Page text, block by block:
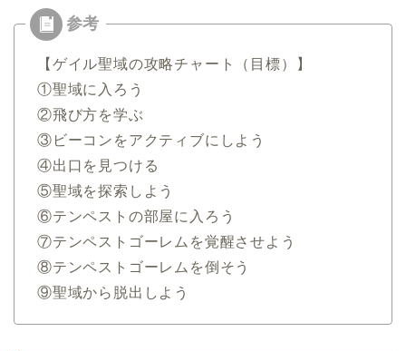
【ゲイル聖域の攻略チャート（目標）】
①聖域に入ろう
②飛び方を学ぶ
③ビーコンをアクティブにしよう
④出口を見つける
⑤聖域を探索しよう
⑥テンペストの部屋に入ろう
⑦テンペストゴーレムを覚醒させよう
⑧テンペストゴーレムを倒そう
⑨聖域から脱出しよう